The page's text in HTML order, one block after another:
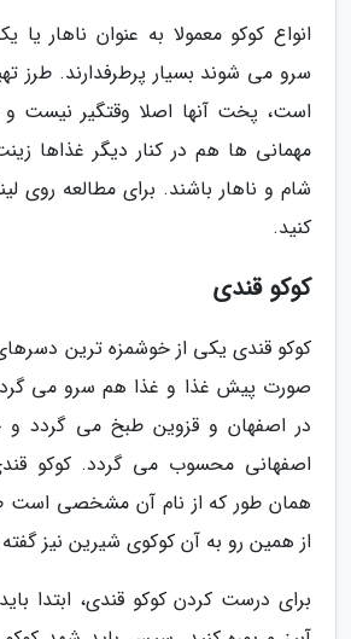
انواع کوکو معمولا به عنوان ناهار یا
سرو می شوند بسیار پرطرفدارند. طرز
است، پخت آنها اصلا وقتگیر نیست
مهمانی ها هم در کنار دیگر غذاها
شام و ناهار باشند. برای مطالعه
کنید.
کوکو قندی
کوکو قندی یکی از خوشمزه ترین
صورت پیش غذا و غذا هم سرو می
در اصفهان و قزوین طبخ می گردد و
اصفهانی محسوب می گردد. کوکو
همان طور که از نام آن مشخصی است
از همین رو به آن کوکوی شیرین نیز
برای درست کردن کوکو قندی، ابتدا